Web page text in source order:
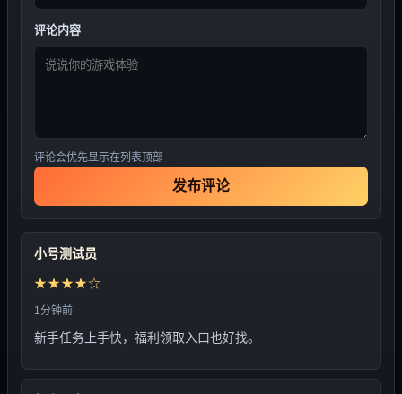
评论内容
评论会优先显示在列表顶部
发布评论
小号测试员
★★★★☆
1分钟前
新手任务上手快，福利领取入口也好找。